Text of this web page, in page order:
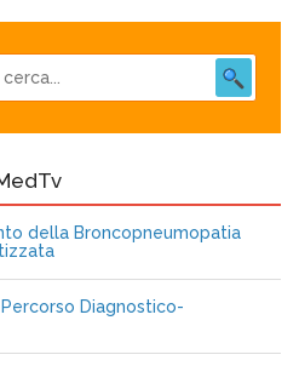
della Broncopneumopatia
Diagnostico-